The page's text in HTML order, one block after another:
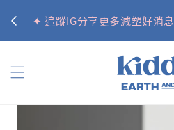
✦ 追蹤IG分享更多減塑好消息